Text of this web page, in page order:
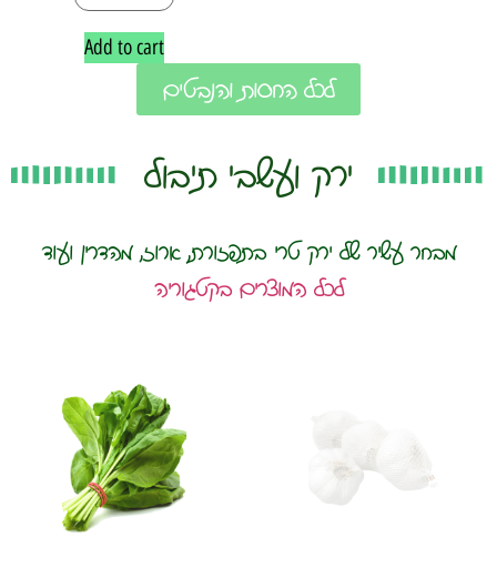
Add to cart
לכל החסות והנבטים
ירק ועשבי תיבול
מבחר עשיר של ירק טרי בתפזורת, ארוז, מהדרין ועוד
לכל המוצרים בקטגוריה